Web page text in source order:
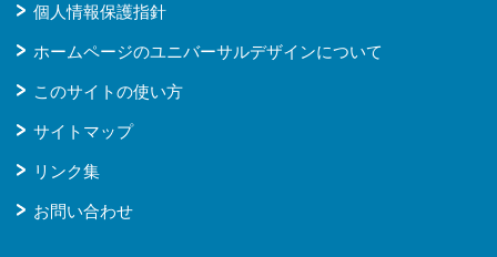
個人情報保護指針
ホームページのユニバーサルデザインについて
このサイトの使い方
サイトマップ
リンク集
お問い合わせ